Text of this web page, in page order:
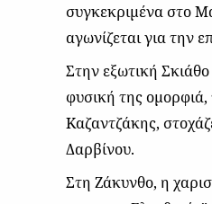
συγκεκριμένα στο
αγωνίζεται για την
Στην εξωτική
φυσική της
Καζαντζάκης,
Δαρβίνου.
Στη Ζάκυνθο, η